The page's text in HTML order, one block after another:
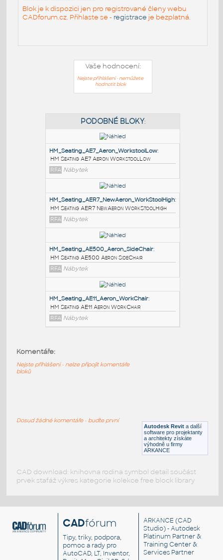
Blok je k dispozici jen pro registrované členy webu
CADforum.cz. Přihlaste se - registrace je bezplatná.
Vaše hodnocení:
Nejste přihlášeni - nemůžete
hodnotit blok
PODOBNÉ BLOKY:
HM_Seating_AE7_Aeron_WorkstoolLow
HM Seating AE7 Aeron WorkstoolLow
RFA Nábytek
HM_Seating_AER7_NewAeron_WorkStoolHigh
HM Seating AER7 NewAeron WorkStoolHigh
RFA Nábytek
HM Seating AE500 Aeron SideChair
HM Seating AE11 Aeron WorkChair
Autodesk Revit a další
software pro projektanty
a architekty získáte
výhodně u firmy
ARKANCE
Komentáře:
Nejste přihlášeni - nelze připojit komentáře
bloků
Dosud žádné komentáře - buďte první
CAD download: knihovna rodina symbol detail součást
prvek stafáž výkres kategorie kolekce free block library
CADfórum
Tipy, triky, podpora,
pomoc a rady pro
AutoCAD, LT, Inventor,
ARKANCE (CAD
Studio) - Autodesk
Platinum Partner &
Training Center &
Services Partner